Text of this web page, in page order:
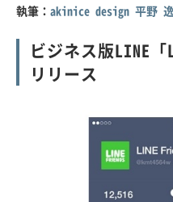
執筆： akinice design 平野
ビジネス版LINE「
リリース